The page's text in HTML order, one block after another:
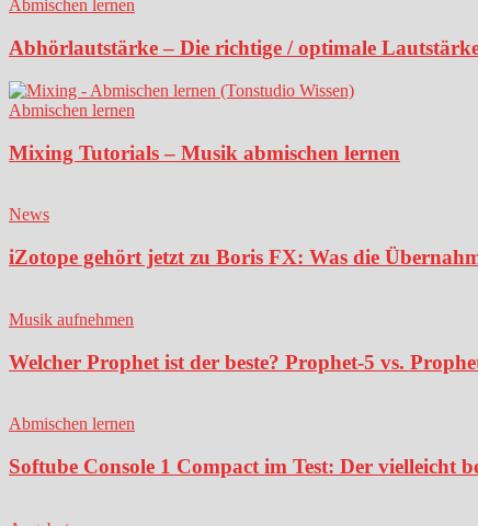
Abmischen lernen
Abhörlautstärke – Die richtige / optimale
Abmischen lernen
Mixing Tutorials – Musik abmischen lernen
News
iZotope gehört jetzt zu Boris FX: Was die
Musik aufnehmen
Welcher Prophet ist der beste? Prophet-5 vs.
Abmischen lernen
Softube Console 1 Compact im Test: Der vielleicht